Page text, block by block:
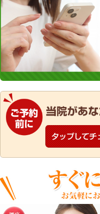
釧路で
整体院では
盤の歪みを
痛みのすく
になられた
けます。